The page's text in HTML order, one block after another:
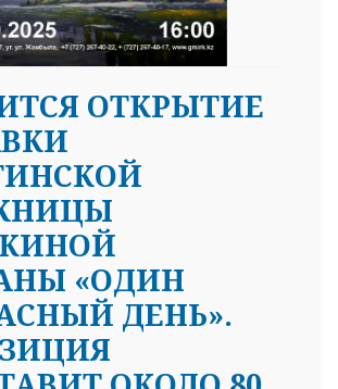
ОТКРЫТИЕ
«ОДИН
ДЕНЬ».